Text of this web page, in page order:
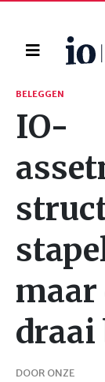
Home
Zoeken
BELEGGEN
IO-
maar
DOOR ONZE